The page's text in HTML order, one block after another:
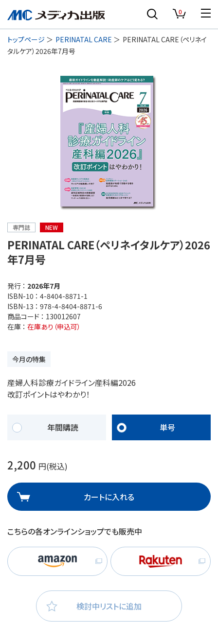
0
トップページ PERINATAL CARE
PERINATAL CARE（ペリネイ
タルケア）2026年7月号
専門誌 NEW
PERINATAL CARE（ペリネイタルケア）2026
年7月号
発行 ： 2026年7月
ISBN-10 ： 4-8404-8871-1
ISBN-13 ： 978-4-8404-8871-6
商品コード ： 130012607
在庫 ： 在庫あり（申込可）
今月の特集
産婦人科診療ガイドライン産科編2026
改訂ポイントはやわかり！
年間購読 単号
2,200 円(税込)
カートに入れる
こちらの各オンラインショップでも販売中
検討中リストに追加